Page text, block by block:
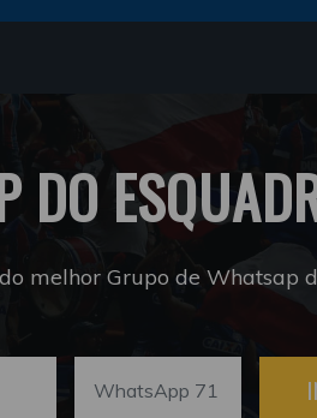
DO
melhor Grupo de Whatsap